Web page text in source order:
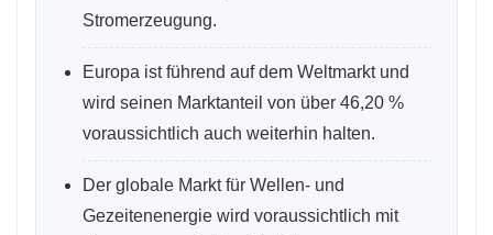
Stromerzeugung.
Europa ist führend auf dem Weltmarkt und
wird seinen Marktanteil von über 46,20 %
voraussichtlich auch weiterhin halten.
Der globale Markt für Wellen- und
Gezeitenenergie wird voraussichtlich mit